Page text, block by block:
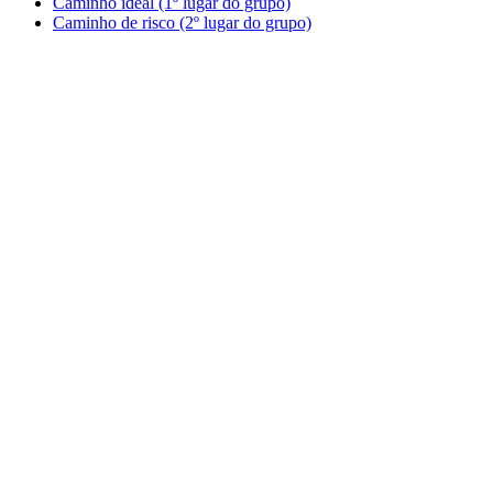
Caminho de risco (2º lugar do grupo)